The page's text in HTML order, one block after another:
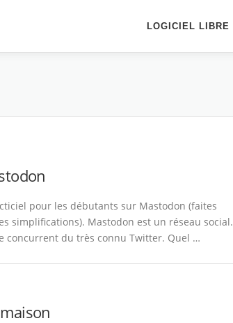
LOGICIEL LIBRE
pour les débutants sur Mastodon (faites
simplifications). Mastodon est un réseau social.
concurrent du très connu Twitter. Quel …